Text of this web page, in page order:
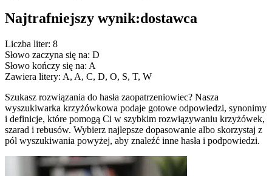
Najtrafniejszy wynik:dostawca
Liczba liter: 8
Słowo zaczyna się na: D
Słowo kończy się na: A
Zawiera litery: A, A, C, D, O, S, T, W
Szukasz rozwiązania do hasła zaopatrzeniowiec? Nasza
wyszukiwarka krzyżówkowa podaje gotowe odpowiedzi, synonimy
i definicje, które pomogą Ci w szybkim rozwiązywaniu krzyżówek,
szarad i rebusów. Wybierz najlepsze dopasowanie albo skorzystaj z
pól wyszukiwania powyżej, aby znaleźć inne hasła i podpowiedzi.